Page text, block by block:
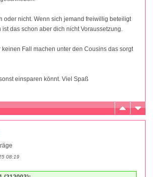
oder nicht. Wenn sich jemand freiwillig beteiligt
das schon aber dich nicht Voraussetzung.
keinen Fall machen unter den Cousins das sorgt
einsparen könnt. Viel Spaß
08:19